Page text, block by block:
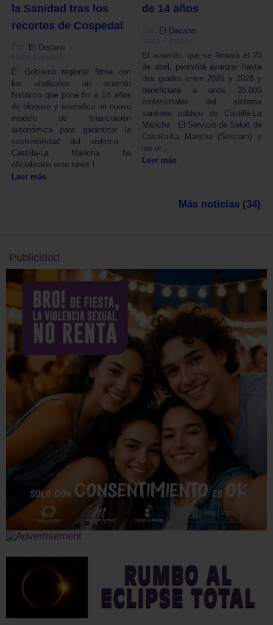
la Sanidad tras los
recortes de Cospedal
El Decano
El Gobierno regional firma con
los sindicatos un acuerdo
histórico que pone fin a 14 años
de bloqueo y reivindica un nuevo
modelo de financiación
autonómica para garantizar la
sostenibilidad del sistema
Castilla-La Mancha ha
oficializado este lunes l...
Leer más
de 14 años
El Decano
El acuerdo, que se firmará el 20
de abril, permitirá avanzar hasta
dos grados entre 2026 y 2028 y
beneficiará a unos 35.000
profesionales del sistema
sanitario público de Castilla-La
Mancha El Servicio de Salud de
Castilla-La Mancha (Sescam) y
las or...
Leer más
Más noticias (34)
Publicidad